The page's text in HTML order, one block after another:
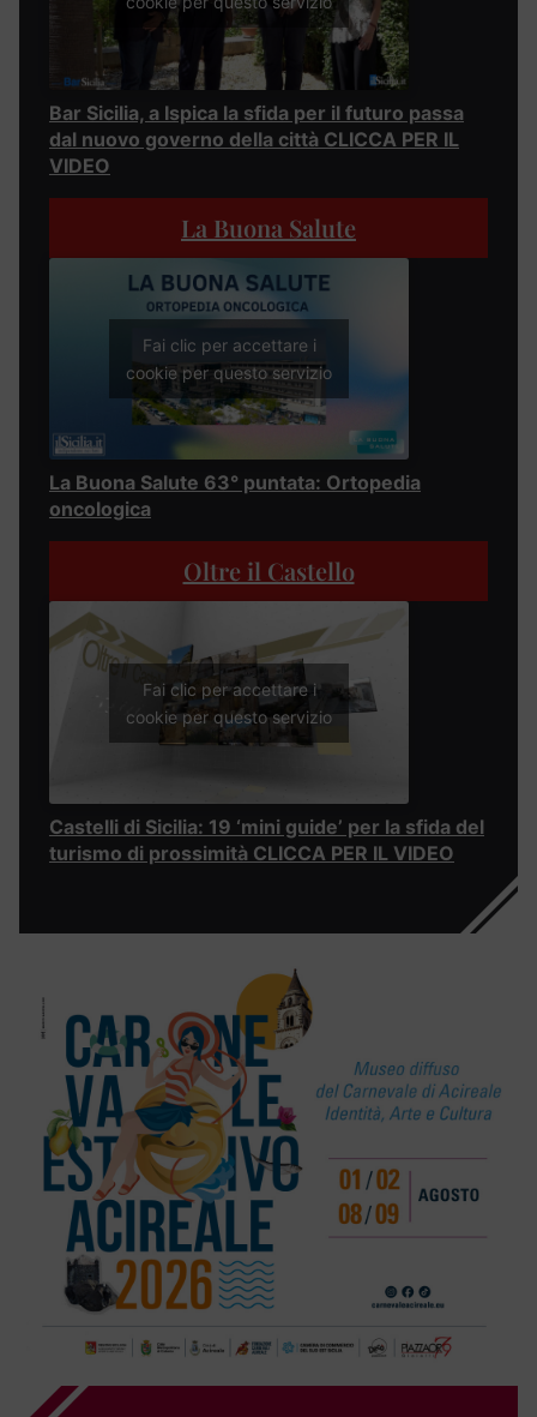
Bar Sicilia, a Ispica la sfida per il futuro passa
dal nuovo governo della città CLICCA PER IL
VIDEO
La Buona Salute
Fai clic per accettare i
cookie per questo servizio
La Buona Salute 63° puntata: Ortopedia
oncologica
Oltre il Castello
Fai clic per accettare i
cookie per questo servizio
Castelli di Sicilia: 19 ‘mini guide’ per la sfida del
turismo di prossimità CLICCA PER IL VIDEO